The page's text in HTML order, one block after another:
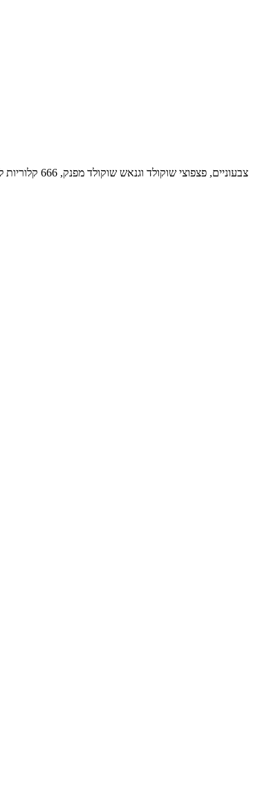
עוגת ביסקוויטים מושלמת מפתיבר שוקולד, עדשי M&M צבעוניים, פצפוצי שוקולד וגנאש שוקולד מפנק, 666 קלוריות למנה, 373 קלוריות ל-100 גרם